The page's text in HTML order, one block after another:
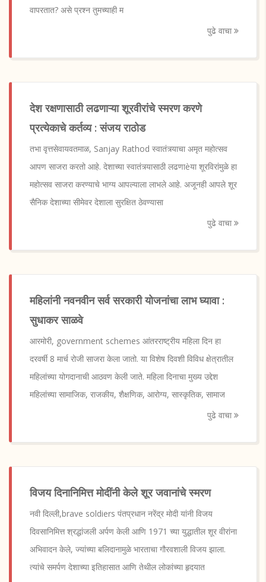
वापरतात? असे प्रश्न तुमच्याही म
पुढे वाचा
देश रक्षणासाठी लढणाऱ्या शूरवीरांचे स्मरण करणे
प्रत्येकाचे कर्तव्य : संजय राठोड
तभा वृत्तसेवायवतमाळ, Sanjay Rathod स्वातंत्र्याचा अमृत महोत्सव
आपण साजरा करतो आहे. देशाच्या स्वातंत्र्यासाठी लढणाèया शूरविरांमुळे हा
महोत्सव साजरा करण्याचे भाग्य आपल्याला लाभले आहे. अजूनही आपले शूर
सैनिक देशाच्या सीमेवर देशाला सुरक्षित ठेवण्यासा
पुढे वाचा
महिलांनी नवनवीन सर्व सरकारी योजनांचा लाभ घ्यावा :
सुधाकर साळवे
आरमोरी, government schemes आंतरराष्ट्रीय महिला दिन हा
दरवर्षी 8 मार्च रोजी साजरा केला जातो. या विशेष दिवशी विविध क्षेत्रातील
महिलांच्या योगदानाची आठवण केली जाते. महिला दिनाचा मुख्य उद्देश
महिलांच्या सामाजिक, राजकीय, शैक्षणिक, आरोग्य, सास्कृतिक, सामाज
पुढे वाचा
विजय दिनानिमित्त मोदींनी केले शूर जवानांचे स्मरण
नवी दिल्ली,brave soldiers पंतप्रधान नरेंद्र मोदी यांनी विजय
दिवसानिमित्त श्रद्धांजली अर्पण केली आणि 1971 च्या युद्धातील शूर वीरांना
अभिवादन केले, ज्यांच्या बलिदानामुळे भारताचा गौरवशाली विजय झाला.
त्यांचे समर्पण देशाच्या इतिहासात आणि तेथील लोकांच्या हृदयात